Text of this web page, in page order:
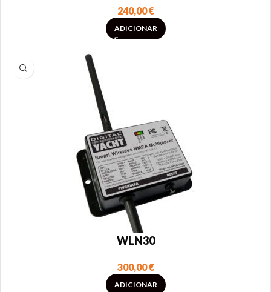
240,00€
ADICIONAR
WLN30
300,00€
ADICIONAR